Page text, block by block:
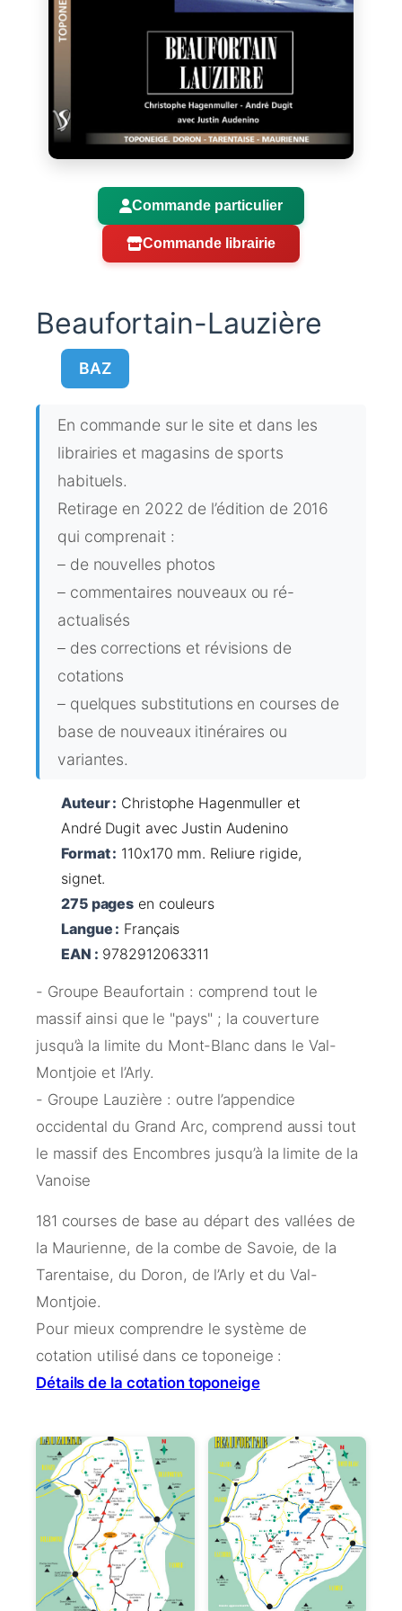
Commande particulier
Commande librairie
Beaufortain-Lauzière
BAZ
En commande sur le site et dans les
librairies et magasins de sports
habituels.
Retirage en 2022 de l’édition de 2016
qui comprenait :
– de nouvelles photos
– commentaires nouveaux ou ré-
actualisés
– des corrections et révisions de
cotations
– quelques substitutions en courses de
base de nouveaux itinéraires ou
variantes.
Auteur : Christophe Hagenmuller et
André Dugit avec Justin Audenino
Format : 110x170 mm. Reliure rigide,
signet.
275 pages en couleurs
Langue : Français
EAN : 9782912063311
- Groupe Beaufortain : comprend tout le
massif ainsi que le "pays" ; la couverture
jusqu’à la limite du Mont-Blanc dans le Val-
Montjoie et l’Arly.
- Groupe Lauzière : outre l’appendice
occidental du Grand Arc, comprend aussi tout
le massif des Encombres jusqu’à la limite de la
Vanoise
181 courses de base au départ des vallées de
la Maurienne, de la combe de Savoie, de la
Tarentaise, du Doron, de l’Arly et du Val-
Montjoie.
Pour mieux comprendre le système de
cotation utilisé dans ce toponeige :
Détails de la cotation toponeige